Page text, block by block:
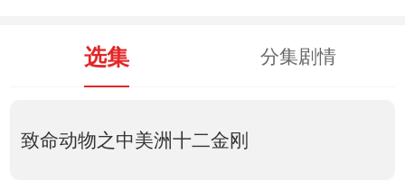
选集 分集剧情
致命动物之中美洲十二金刚